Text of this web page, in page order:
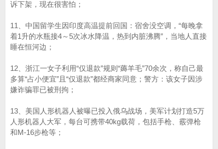
诉下架，现在很害怕；
11、中国留学生因印度高温提前回国：宿舍没空调，“每晚拿
着1升的水瓶接4～5次冰水降温，热到内脏沸腾”，当地人直接
睡在恒河边；
12、浙江一女子利用“仅退款”规则“薅羊毛”70余次，称自己最
多算“占小便宜”且“仅退款”都经商家同意；警方：该女子因涉
嫌诈骗罪已被刑拘；
13、美国人形机器人被曝已投入俄乌战场，美军计划打造5万
人形机器人大军，每台可携带40kg载荷，包括手枪、霰弹枪
和M-16步枪等；